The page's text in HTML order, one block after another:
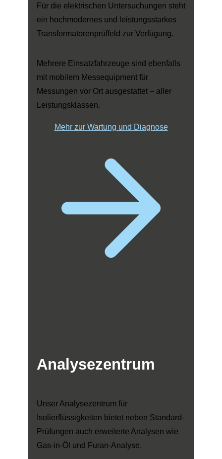
Für die elektrischen Untersuchungen steht
ein hochmodernes und leistungsstarkes
Transformatorenprüffeld zur Verfügung.
Mehrere Einsatzfahrzeuge sind ebenfalls
mit mobilem Messequipment für
Messungen vor Ort ausgestattet – aller
Leistungsklassen.
Mehr zur Wartung und Diagnose
Analysezentrum
Unser Analysezentrum für
Isolierflüssigkeiten bietet neben Standard-
Prüfungen auch erweiterte Analysen wie
Gas-in-Öl und Furan-Analyse.